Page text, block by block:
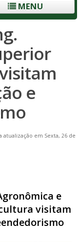
MENU
e
atualização em Sexta, 26 de
e
visitam